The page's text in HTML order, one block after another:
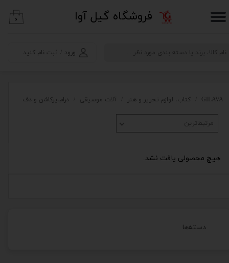
​فروشگاه گیل آوا
ورود ثبت نام کنید
حساب کاربری من
۰
دسته‌ها
GILAVA کتاب، لوازم تحریر و هنر آلات موسیقی درام،پرکاشن و دف
مرتبط‌ترین
هیچ محصولی یافت نشد.